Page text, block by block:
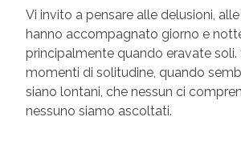
Vi invito a pensare alle delusioni,
hanno accompagnato giorno e
principalmente quando eravate
momenti di solitudine, quando
siano lontani, che nessun ci
nessuno siamo ascoltati.